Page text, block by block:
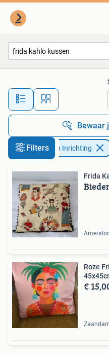
Alle
Bewaar
FiltersHuis en Inrichting
Frida
Roze
€